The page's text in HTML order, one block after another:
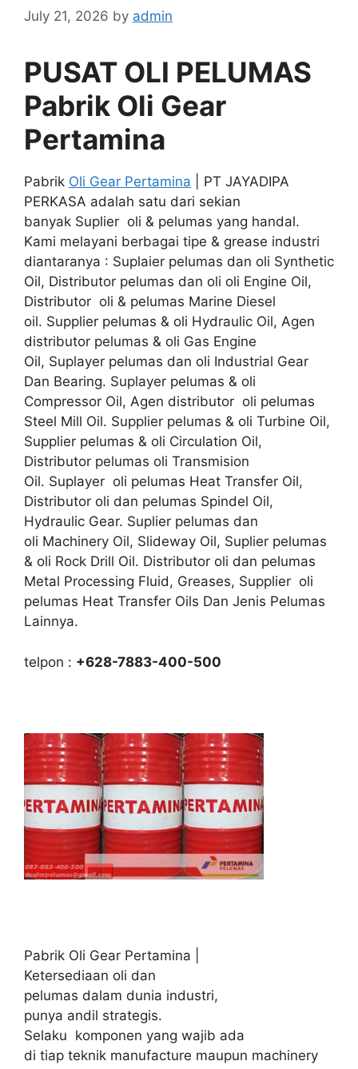
July 21, 2026 by admin
PUSAT OLI PELUMAS
Pabrik Oli Gear
Pertamina
Pabrik Oli Gear Pertamina | PT JAYADIPA
PERKASA adalah satu dari sekian
banyak Suplier oli & pelumas yang handal.
Kami melayani berbagai tipe & grease industri
diantaranya : Suplaier pelumas dan oli Synthetic
Oil, Distributor pelumas dan oli oli Engine Oil,
Distributor oli & pelumas Marine Diesel
oil. Supplier pelumas & oli Hydraulic Oil, Agen
distributor pelumas & oli Gas Engine
Oil, Suplayer pelumas dan oli Industrial Gear
Dan Bearing. Suplayer pelumas & oli
Compressor Oil, Agen distributor oli pelumas
Steel Mill Oil. Supplier pelumas & oli Turbine Oil,
Supplier pelumas & oli Circulation Oil,
Distributor pelumas oli Transmision
Oil. Suplayer oli pelumas Heat Transfer Oil,
Distributor oli dan pelumas Spindel Oil,
Hydraulic Gear. Suplier pelumas dan
oli Machinery Oil, Slideway Oil, Suplier pelumas
& oli Rock Drill Oil. Distributor oli dan pelumas
Metal Processing Fluid, Greases, Supplier oli
pelumas Heat Transfer Oils Dan Jenis Pelumas
Lainnya.
telpon : +628-7883-400-500
Pabrik Oli Gear Pertamina |
Ketersediaan oli dan
pelumas dalam dunia industri,
punya andil strategis.
Selaku komponen yang wajib ada
di tiap teknik manufacture maupun machinery